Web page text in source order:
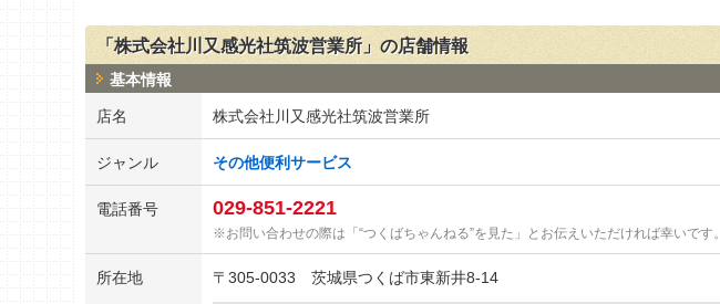
「株式会社川又感光社筑波営業所」の店舗情報
基本情報
店名 株式会社川又感光社筑波営業所
ジャンル その他便利サービス
電話番号 029-851-2221
お問い合わせの際は「“つくばちゃんねる”を見た」とお伝えいただければ幸いです。
所在地 〒 305-0033 茨城県つくば市東新井8-14